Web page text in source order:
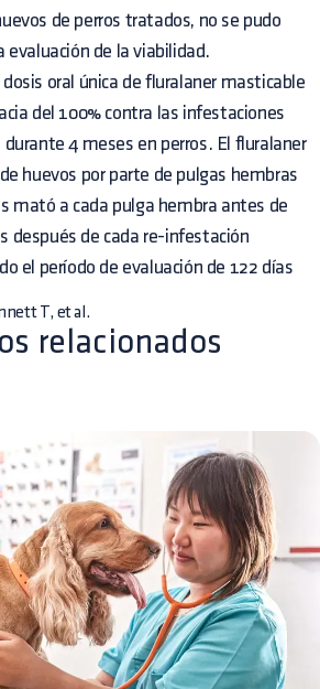
de perros tratados, no se pudo
evaluación de la viabilidad.
oral única de fluralaner masticable
del 100% contra las infestaciones
4 meses en perros. El fluralaner
huevos por parte de pulgas hembras
mató a cada pulga hembra antes de
después de cada re-infestación
el período de evaluación de 122 días
T, et al.
relacionados